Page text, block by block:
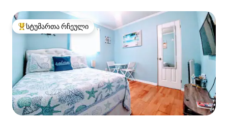
სტუმართა რჩეული მოწინავე ვარიანტი
სტუმართა რჩეული